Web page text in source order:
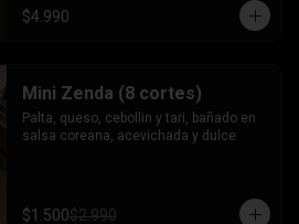
$4.990
Mini Zenda (8 cortes)
Palta, queso, cebollin y tari, bañado en
salsa coreana, acevichada y dulce
$1.500$2.990